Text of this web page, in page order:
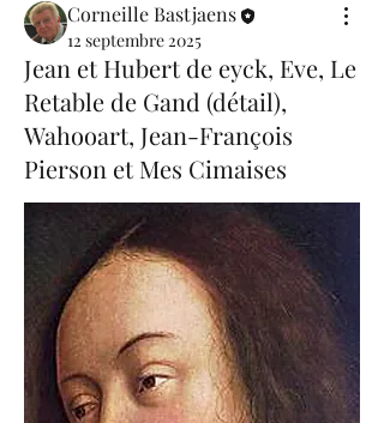
Corneille Bastjaens
12 septembre 2025
Jean et Hubert de eyck, Eve, Le
Retable de Gand (détail),
Wahooart, Jean-François
Pierson et Mes Cimaises